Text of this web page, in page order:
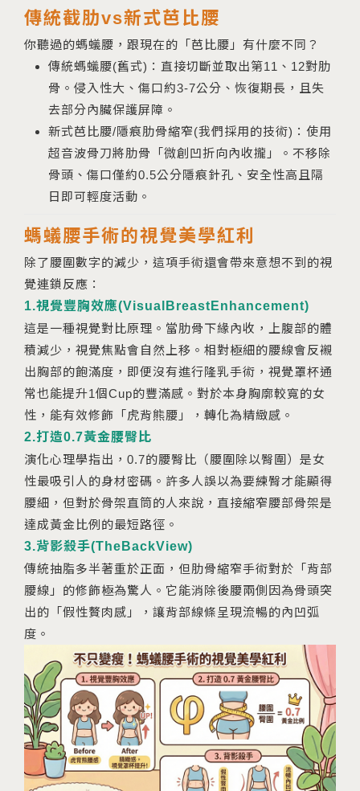
傳統截肋vs新式芭比腰
你聽過的螞蟻腰，跟現在的「芭比腰」有什麼不同？
傳統螞蟻腰(舊式)：直接切斷並取出第11、12對肋
骨。侵入性大、傷口約3-7公分、恢復期長，且失
去部分內臟保護屏障。
新式芭比腰/隱痕肋骨縮窄(我們採用的技術)：使用
超音波骨刀將肋骨「微創凹折向內收攏」。不移除
骨頭、傷口僅約0.5公分隱痕針孔、安全性高且隔
日即可輕度活動。
螞蟻腰手術的視覺美學紅利
除了腰圍數字的減少，這項手術還會帶來意想不到的視
覺連鎖反應：
1.視覺豐胸效應(VisualBreastEnhancement)
這是一種視覺對比原理。當肋骨下緣內收，上腹部的體
積減少，視覺焦點會自然上移。相對極細的腰線會反襯
出胸部的飽滿度，即便沒有進行隆乳手術，視覺罩杯通
常也能提升1個Cup的豐滿感。對於本身胸廓較寬的女
性，能有效修飾「虎背熊腰」，轉化為精緻感。
2.打造0.7黃金腰臀比
演化心理學指出，0.7的腰臀比（腰圍除以臀圍）是女
性最吸引人的身材密碼。許多人誤以為要練臀才能顯得
腰細，但對於骨架直筒的人來說，直接縮窄腰部骨架是
達成黃金比例的最短路徑。
3.背影殺手(TheBackView)
傳統抽脂多半著重於正面，但肋骨縮窄手術對於「背部
腰線」的修飾極為驚人。它能消除後腰兩側因為骨頭突
出的「假性贅肉感」，讓背部線條呈現流暢的內凹弧
度。